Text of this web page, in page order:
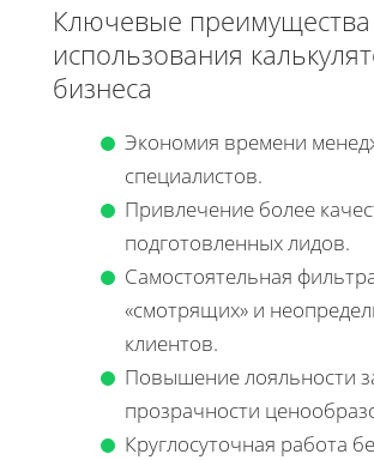
Ключевые преимущества
использования
бизнеса
Экономия времени
специалистов.
Привлечение более
подготовленных лидов.
Самостоятельная
«смотрящих» и
клиентов.
Повышение лояльности
прозрачности
Круглосуточная работа